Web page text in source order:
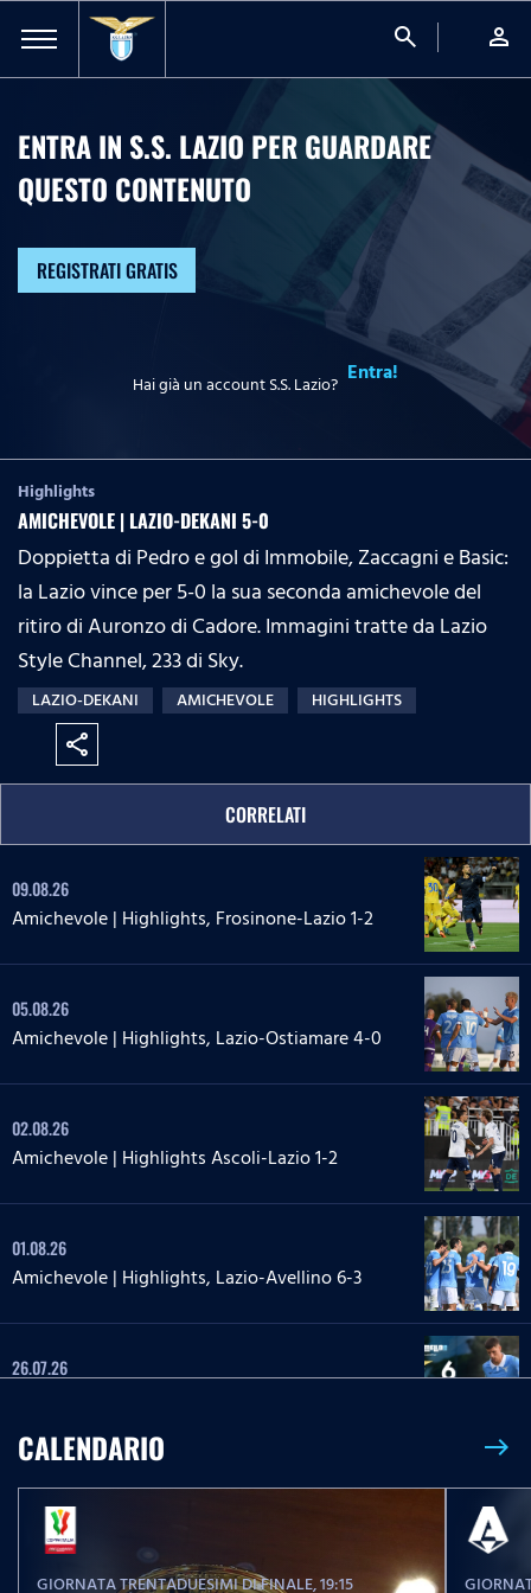
search person
ENTRA IN S.S. LAZIO PER GUARDARE
QUESTO CONTENUTO
REGISTRATI GRATIS
Hai già un account S.S. Lazio? Entra!
Highlights
AMICHEVOLE | LAZIO-DEKANI 5-0
Doppietta di Pedro e gol di Immobile, Zaccagni e Basic:
la Lazio vince per 5-0 la sua seconda amichevole del
ritiro di Auronzo di Cadore. Immagini tratte da Lazio
Style Channel, 233 di Sky.
LAZIO-DEKANI AMICHEVOLE HIGHLIGHTS
share
CORRELATI
09.08.26
Amichevole | Highlights, Frosinone-Lazio 1-2
05.08.26
Amichevole | Highlights, Lazio-Ostiamare 4-0
02.08.26
Amichevole | Highlights Ascoli-Lazio 1-2
01.08.26
Amichevole | Highlights, Lazio-Avellino 6-3
26.07.26
20.07.26
Highlights | Lazio-Lazio Under 20 3-1
CALENDARIO east
GIORNATA TRENTADUESIMI DI FINALE, 19:15